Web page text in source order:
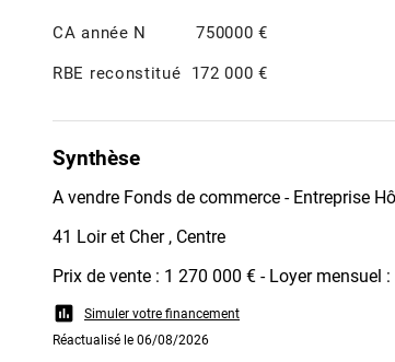
CA année N 750000 €
RBE reconstitué 172 000 €
Synthèse
A vendre Fonds de commerce - Entreprise
41 Loir et Cher , Centre
Prix de vente : 1 270 000 € - Loyer mensuel
assessment
Simuler votre financement
Réactualisé le 06/08/2026